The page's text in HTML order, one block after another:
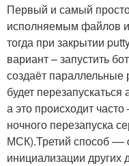
Первый и самый
исполняемым файлов
тогда при закрытии
вариант – запустить
создаёт параллельные
будет
а это происходит
ночного перезапуска
МСК).Третий способ
инициализации других